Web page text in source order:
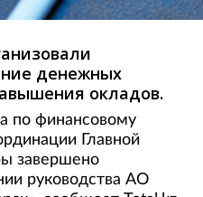
денежных
окладов.
по финансовому
Главной
завершено
руководства АО